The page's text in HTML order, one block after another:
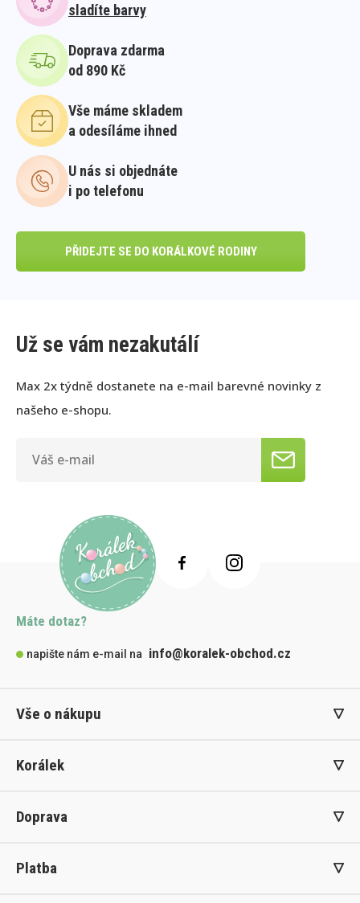
sladíte barvy
Doprava zdarma
od 890 Kč
Vše máme skladem
a odesíláme ihned
U nás si objednáte
i po telefonu
PŘIDEJTE SE DO KORÁLKOVÉ RODINY
Už se vám nezakutálí
Max 2x týdně dostanete na e-mail barevné novinky z
našeho e-shopu.
Máte dotaz?
napište nám e-mail na info@koralek-obchod.cz
Vše o nákupu
Korálek
Doprava
Platba